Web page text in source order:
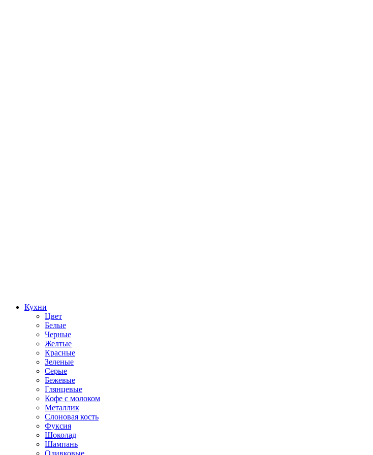
Кухни
Цвет
Белые
Черные
Желтые
Красные
Зеленые
Серые
Бежевые
Глянцевые
Кофе с молоком
Металлик
Слоновая кость
Фуксия
Шоколад
Шампань
Оливковые